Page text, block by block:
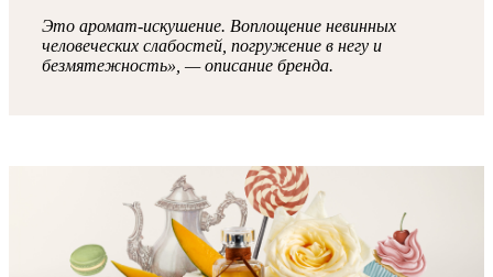
Это аромат-искушение. Воплощение невинных
человеческих слабостей, погружение в негу и
безмятежность», — описание бренда.